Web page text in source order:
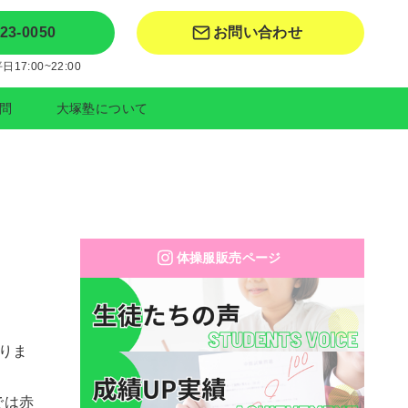
0050
日17:00~22:00
お問い合わせ
大塚塾について
ま
は赤
体操服販売ページ